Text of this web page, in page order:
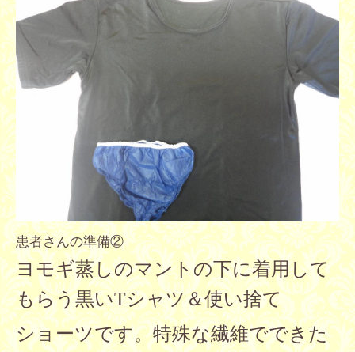
患者さんの準備②
ヨモギ蒸しのマントの下に着用して
もらう黒いTシャツ＆使い捨て
ショーツです。特殊な繊維でできた